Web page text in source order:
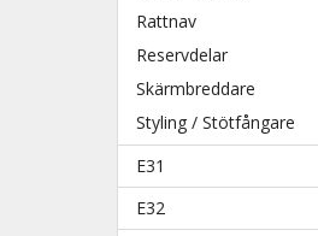
Rattnav
Reservdelar
Skärmbreddare
Styling / Stötfångare
E31
E32